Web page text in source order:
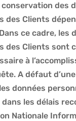
conservation des
des Clients
ce cadre, les
des Clients sont
à
A défaut
données
les délais
Nationale